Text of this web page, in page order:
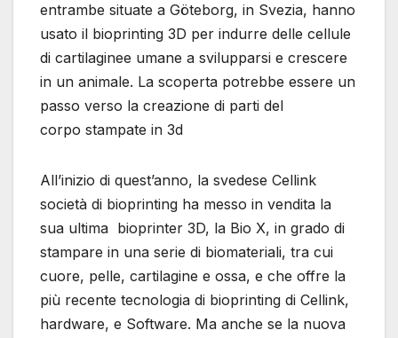
entrambe situate a Göteborg, in Svezia, hanno
usato il bioprinting 3D per indurre delle cellule
di cartilaginee umane a svilupparsi e crescere
in un animale. La scoperta potrebbe essere un
passo verso la creazione di parti del
corpo stampate in 3d
All’inizio di quest’anno, la svedese Cellink
società di bioprinting ha messo in vendita la
sua ultima bioprinter 3D, la Bio X, in grado di
stampare in una serie di biomateriali, tra cui
cuore, pelle, cartilagine e ossa, e che offre la
più recente tecnologia di bioprinting di Cellink,
hardware, e Software. Ma anche se la nuova